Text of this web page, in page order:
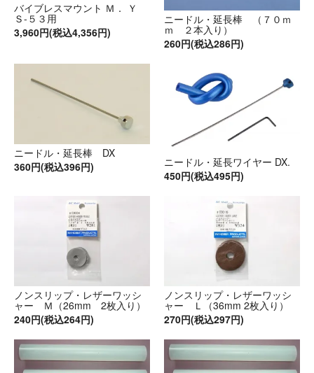
バイブレスマウント Ｍ． Ｙ
Ｓ-５３用
3,960円(税込4,356円)
ニードル・延長棒 （７０ｍ
ｍ ２本入り）
260円(税込286円)
ニードル・延長棒 DX
360円(税込396円)
ニードル・延長ワイヤー DX.
450円(税込495円)
ノンスリップ・レザーワッシ
ャー Ｍ（26mm 2枚入り）
240円(税込264円)
ノンスリップ・レザーワッシ
ャー Ｌ（36mm 2枚入り）
270円(税込297円)